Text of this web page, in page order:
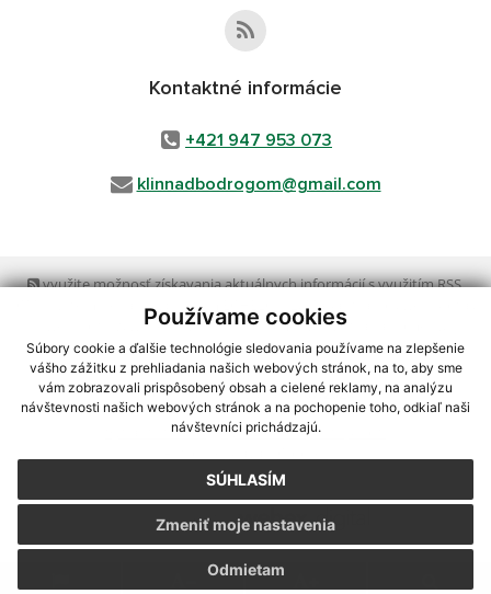
Používame cookies
Súbory cookie a ďalšie technológie sledovania používame na zlepšenie
vášho zážitku z prehliadania našich webových stránok, na to, aby sme
vám zobrazovali prispôsobený obsah a cielené reklamy, na analýzu
návštevnosti našich webových stránok a na pochopenie toho, odkiaľ naši
návštevníci prichádzajú.
SÚHLASÍM
Odmietam
Zmeniť moje nastavenia
Kontaktné informácie
+421 947 953 073
klinnadbodrogom@gmail.com
využite možnosť získavania aktuálnych informácií s využitím RSS,
CMS systém (redakčný) systém ECHELON 2, Mapa stránok
webex.digital, s.r.o.,domény,registrácia domény
spoločnosť webex.digital, s.r.o.,technický prevádzkovateľ
Posledná aktualizácia:13.07.2026
Vytlačiť stránku|Vyhlásenie o prístupnosti
webdesign |